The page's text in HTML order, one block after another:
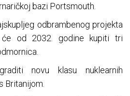
bazi Portsmouth.
odbrambenog projekta
će od 2032. godine kupiti tri
novu klasu nuklearnih
Britanijom.